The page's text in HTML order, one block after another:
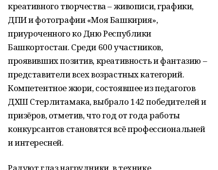
креативного творчества – живописи, графики,
ДПИ и фотографии «Моя Башкирия»,
приуроченного ко Дню Республики
Башкортостан. Среди 600 участников,
проявивших позитив, креативность и фантазию –
представители всех возрастных категорий.
Компетентное жюри, состоявшее из педагогов
ДХШ Стерлитамака, выбрало 142 победителей и
призёров, отметив, что год от года работы
конкурсантов становятся всё профессиональней
и интересней.